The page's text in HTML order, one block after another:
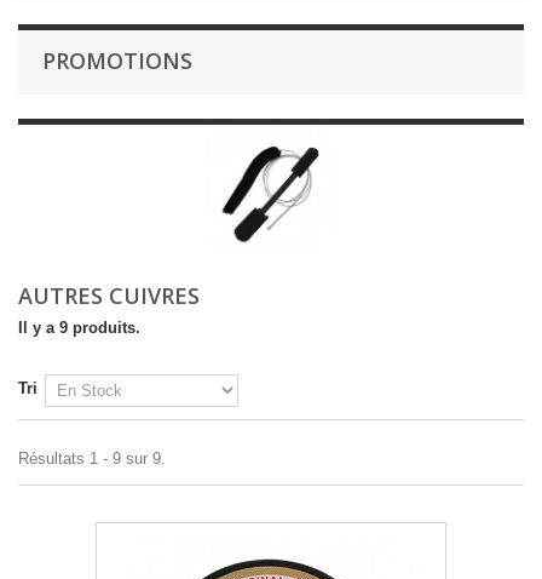
PROMOTIONS
AUTRES CUIVRES
Il y a 9 produits.
Tri
Résultats 1 - 9 sur 9.